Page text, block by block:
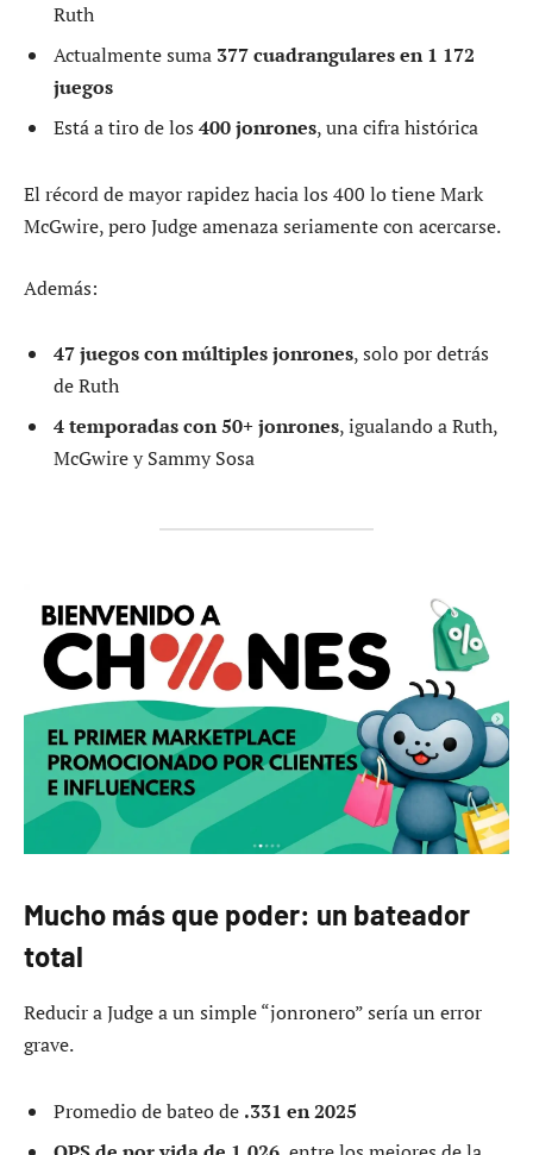
Ruth
Actualmente suma 377 cuadrangulares en 1 172
juegos
Está a tiro de los 400 jonrones, una cifra histórica
El récord de mayor rapidez hacia los 400 lo tiene Mark
McGwire, pero Judge amenaza seriamente con acercarse.
Además:
47 juegos con múltiples jonrones, solo por detrás
de Ruth
4 temporadas con 50+ jonrones, igualando a Ruth,
McGwire y Sammy Sosa
Mucho más que poder: un bateador
total
Reducir a Judge a un simple “jonronero” sería un error
grave.
Promedio de bateo de .331 en 2025